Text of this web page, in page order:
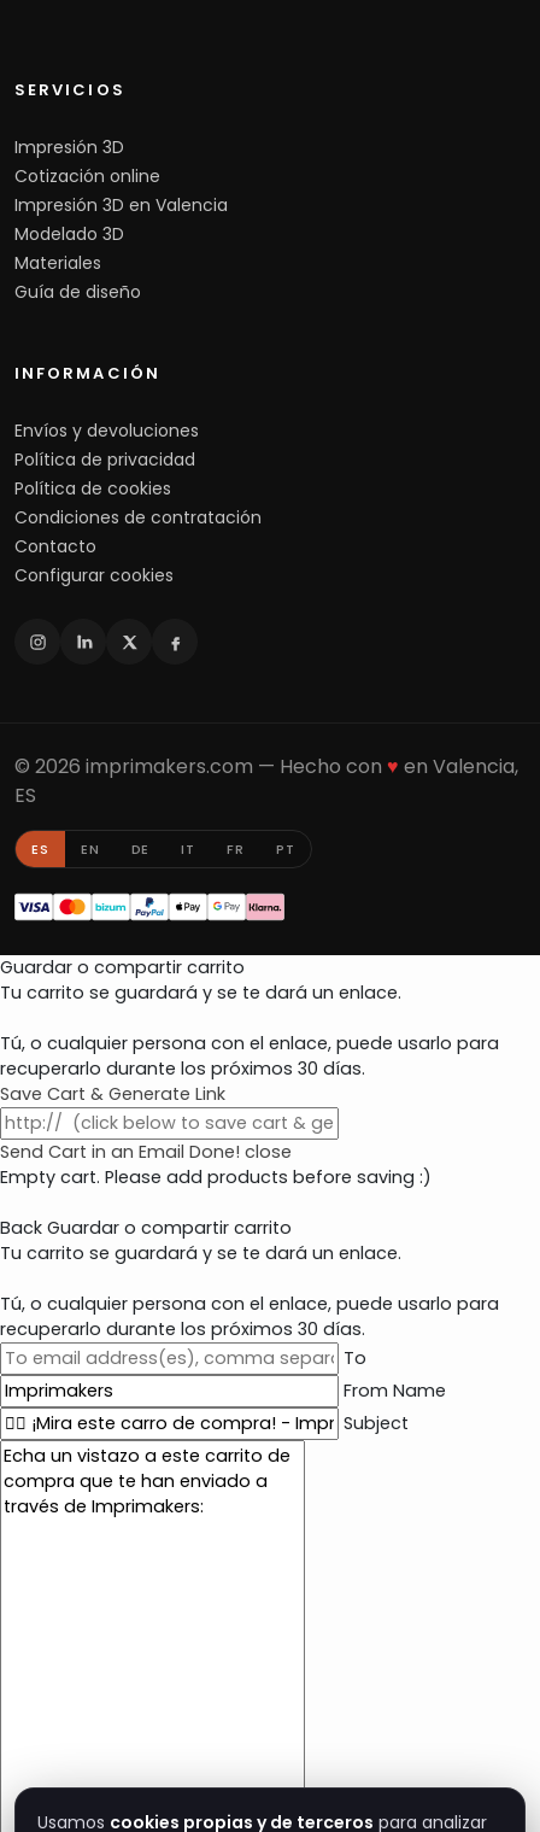
SERVICIOS
Impresión 3D
Cotización online
Impresión 3D en Valencia
Modelado 3D
Materiales
Guía de diseño
INFORMACIÓN
Envíos y devoluciones
Política de privacidad
Política de cookies
Condiciones de contratación
Contacto
Configurar cookies
© 2026 imprimakers.com — Hecho con ♥ en Valencia,
ES
ES EN DE IT FR PT
Guardar o compartir carrito
Tu carrito se guardará y se te dará un enlace.
Tú, o cualquier persona con el enlace, puede usarlo para
recuperarlo durante los próximos 30 días.
Save Cart & Generate Link
Send Cart in an Email Done! close
Empty cart. Please add products before saving :)
Back Guardar o compartir carrito
Tu carrito se guardará y se te dará un enlace.
Tú, o cualquier persona con el enlace, puede usarlo para
recuperarlo durante los próximos 30 días.
To
From Name
Subject
E
m
a
Usamos cookies propias y de terceros para analizar